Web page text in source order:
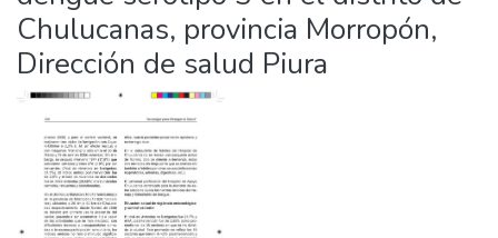
Chulucanas, provincia Morropón,
Dirección de salud Piura